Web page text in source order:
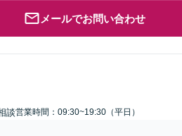
メールでお問い合わせ
談営業時間：09:30~19:30（平日）